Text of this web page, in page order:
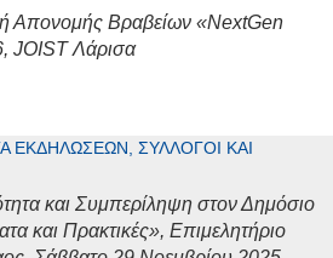
Απονομής Βραβείων «NextGen
JOIST Λάρισα
ΕΚΔΗΛΏΣΕΩΝ, ΣΎΛΛΟΓΟΙ ΚΑΙ
και Συμπερίληψη στον Δημόσιο
και Πρακτικές», Επιμελητήριο